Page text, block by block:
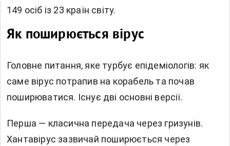
149 осіб із 23 країн світу.
Як поширюється вірус
Головне питання, яке турбує епідеміологів: як
саме вірус потрапив на корабель та почав
поширюватися. Існує дві основні версії.
Перша — класична передача через гризунів.
Хантавірус зазвичай поширюється через